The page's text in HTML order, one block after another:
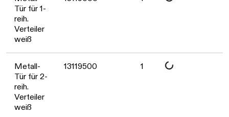
Tür für 1-
reih.
Verteiler
weiß
Daten werden geladen. Bitte warten...
Metall-
Tür für 2-
reih.
Verteiler
weiß
13119500 1